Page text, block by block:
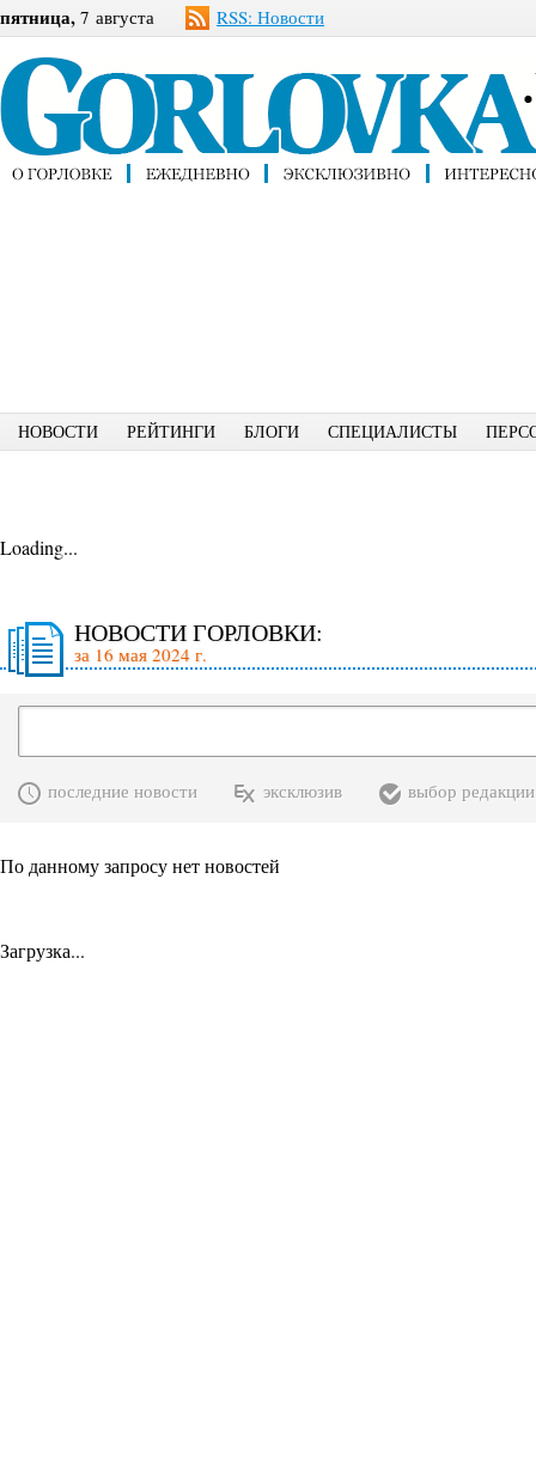
пятница, 7 августа RSS: Новости
НОВОСТИ РЕЙТИНГИ БЛОГИ СПЕЦИАЛИСТЫ
Loading...
НОВОСТИ ГОРЛОВКИ:
за 16 мая 2024 г.
последние новости эксклюзив выбор редакции
По данному запросу нет новостей
Загрузка...